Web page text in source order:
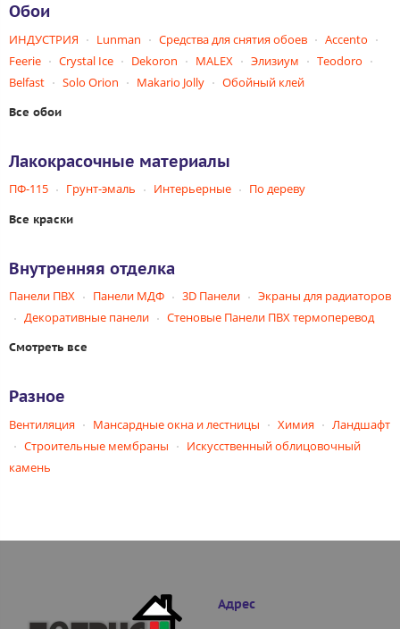
Обои
ИНДУСТРИЯ Lunman Средства для снятия обоев
Accento
Feerie
Crystal Ice Dekoron MALEX Элизиум
Teodoro
Belfast
Solo Orion Makario Jolly Обойный клей
Все обои
Лакокрасочные материалы
ПФ-115 Грунт-эмаль Интерьерные По дереву
Все краски
Внутренняя отделка
Панели ПВХ Панели МДФ 3D Панели
Экраны для радиаторов
Декоративные панели
Стеновые Панели ПВХ термоперевод
Смотреть все
Разное
Вентиляция Мансардные окна и лестницы Химия
Ландшафт
Строительные мембраны
Искусственный облицовочный
камень
Адрес